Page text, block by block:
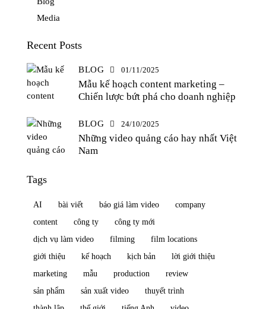
Media
Recent Posts
BLOG 01/11/2025
Mẫu kế hoạch content marketing –
Chiến lược bứt phá cho doanh nghiệp
BLOG 24/10/2025
Những video quảng cáo hay nhất Việt
Nam
Tags
AI bài viết báo giá làm video
company
content
công ty
công ty mới
dịch vụ làm video
filming
film locations
giới thiệu
kế hoạch kịch bản
lời giới thiệu
marketing
mẫu production
review
sản phẩm
sản xuất video
thuyết trình